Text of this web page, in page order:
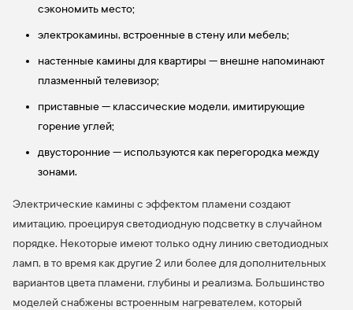
сэкономить место;
электрокамины, встроенные в стену или мебель;
настенные камины для квартиры — внешне напоминают
плазменный телевизор;
приставные — классические модели, имитирующие
горение углей;
двусторонние — используются как перегородка между
зонами.
Электрические камины с эффектом пламени создают
имитацию, проецируя светодиодную подсветку в случайном
порядке. Некоторые имеют только одну линию светодиодных
ламп, в то время как другие 2 или более для дополнительных
вариантов цвета пламени, глубины и реализма. Большинство
моделей снабжены встроенным нагревателем, который